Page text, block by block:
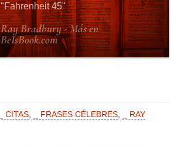
Fahrenheit 45
Ray Bradbury - Más en
BeIsBook.com
CITAS, FRASES CÉLEBRES,
RAY